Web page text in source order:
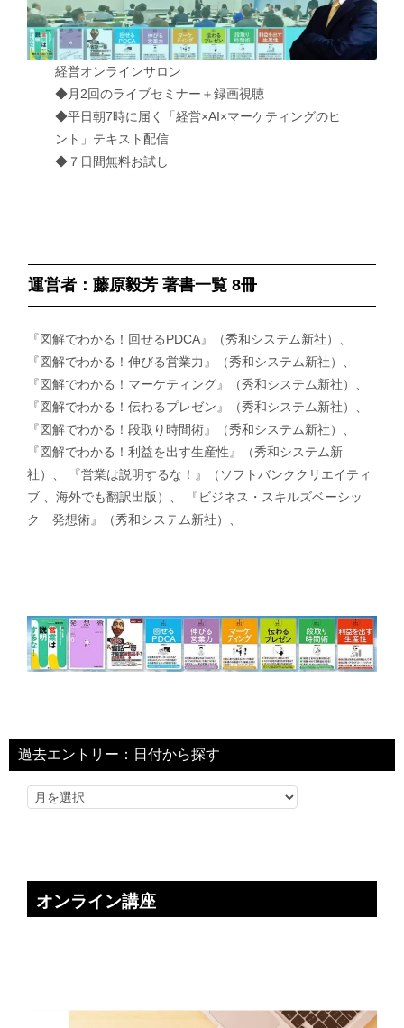
経営オンラインサロン
◆月2回のライブセミナー＋録画視聴
◆平日朝7時に届く「経営×AI×マーケティングのヒ
ント」テキスト配信
◆７日間無料お試し
運営者：藤原毅芳 著書一覧 8冊
『図解でわかる！回せるPDCA』（秀和システム新社）、
『図解でわかる！伸びる営業力』（秀和システム新社）、
『図解でわかる！マーケティング』（秀和システム新社）、
『図解でわかる！伝わるプレゼン』（秀和システム新社）、
『図解でわかる！段取り時間術』（秀和システム新社）、
『図解でわかる！利益を出す生産性』（秀和システム新
社）、 『営業は説明するな！』（ソフトバンククリエイティ
ブ 、海外でも翻訳出版）、 『ビジネス・スキルズベーシッ
ク 発想術』（秀和システム新社）、
過去エントリー：日付から探す
オンライン講座